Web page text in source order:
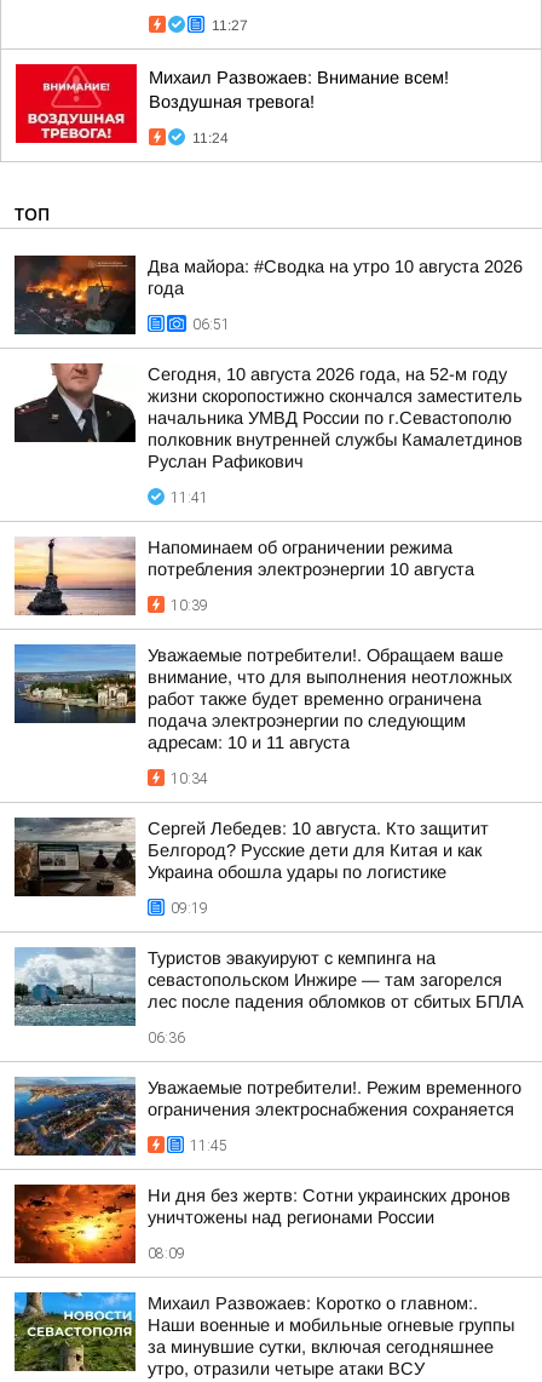
11:27
Михаил Развожаев: Внимание всем!
Воздушная тревога!
11:24
ТОП
Два майора: #Сводка на утро 10 августа 2026
года
06:51
Сегодня, 10 августа 2026 года, на 52-м году
жизни скоропостижно скончался заместитель
начальника УМВД России по г.Севастополю
полковник внутренней службы Камалетдинов
Руслан Рафикович
11:41
Напоминаем об ограничении режима
потребления электроэнергии 10 августа
10:39
Уважаемые потребители!. Обращаем ваше
внимание, что для выполнения неотложных
работ также будет временно ограничена
подача электроэнергии по следующим
адресам: 10 и 11 августа
10:34
Сергей Лебедев: 10 августа. Кто защитит
Белгород? Русские дети для Китая и как
Украина обошла удары по логистике
09:19
Туристов эвакуируют с кемпинга на
севастопольском Инжире — там загорелся
лес после падения обломков от сбитых БПЛА
06:36
Уважаемые потребители!. Режим временного
ограничения электроснабжения сохраняется
11:45
Ни дня без жертв: Сотни украинских дронов
уничтожены над регионами России
08:09
Михаил Развожаев: Коротко о главном:.
Наши военные и мобильные огневые группы
за минувшие сутки, включая сегодняшнее
утро, отразили четыре атаки ВСУ